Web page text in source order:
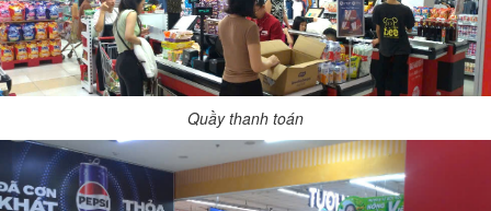
Quầy thanh toán